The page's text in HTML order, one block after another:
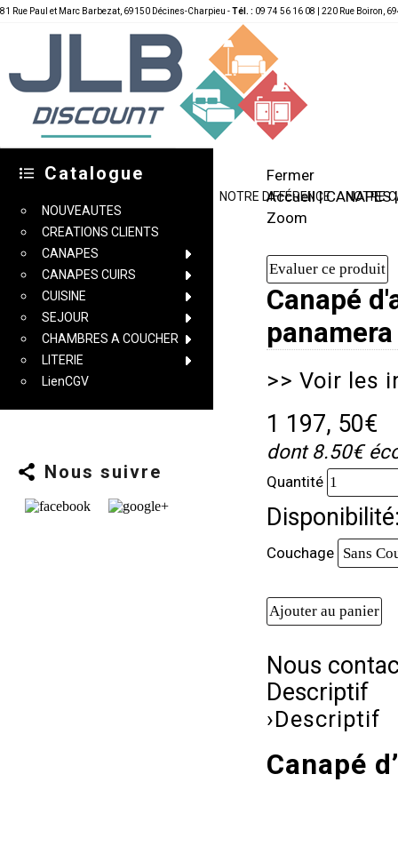
81 Rue Paul et Marc Barbezat, 69150 Décines-Charpieu -Tél. : 09 74 56 16 08 | 220 Rue Boiron,
NOTRE DIFFÉRENCE NOTRE
Catalogue
NOUVEAUTES
CREATIONS CLIENTS
CANAPES
CANAPES CUIRS
CUISINE
SEJOUR
CHAMBRES A COUCHER
LITERIE
LienCGV
Nous suivre
Fermer
Accueil|CANAPES
Zoom
Canapé
>> Voir les
1 197, 50€
dont 8.50€
Quantité
Couchage
Nous
Descriptif
›Descriptif
Canapé